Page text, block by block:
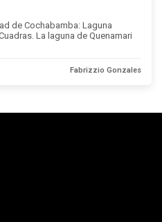
de Cochabamba: Laguna
La laguna de Quenamari
Fabrizzio Gonzales